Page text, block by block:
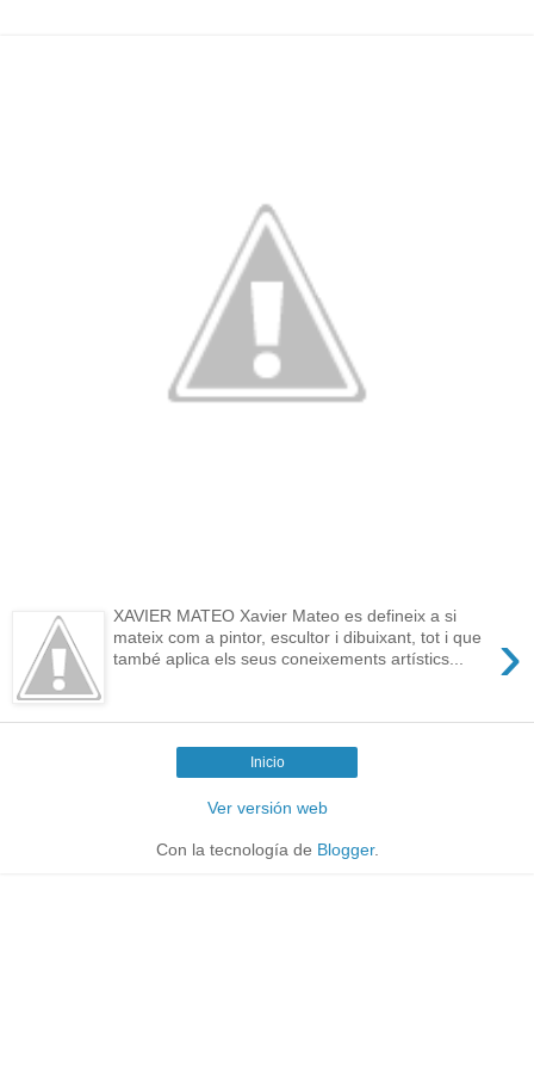
›
XAVIER MATEO Xavier Mateo es defineix a si
mateix com a pintor, escultor i dibuixant, tot i que
també aplica els seus coneixements artístics...
Inicio
Ver versión web
Con la tecnología de Blogger.